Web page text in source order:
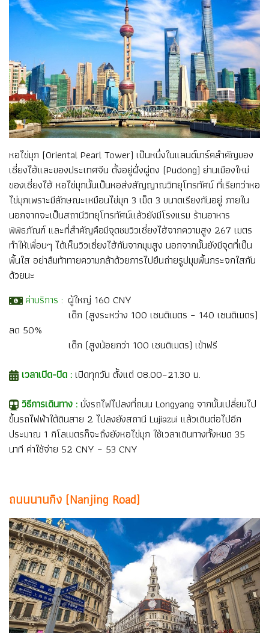
หอไข่มุก (Oriental Pearl Tower) เป็นหนึ่งในแลนด์มาร์คสำคัญของ
เซี่ยงไฮ้และของประเทศจีน ตั้งอยู่ฝั่งผู่ตง (Pudong) ย่านเมืองใหม่
ของเซี่ยงไฮ้ หอไข่มุกนั้นเป็นหอส่งสัญญาณวิทยุโทรทัศน์ ที่เรียกว่าหอ
ไข่มุกเพราะมีลักษณะเหมือนไข่มุก 3 เม็ด 3 ขนาดเรียงกันอยู่ ภายใน
นอกจากจะเป็นสถานีวิทยุโทรทัศน์แล้วยังมีโรงแรม ร้านอาหาร
พิพิธภัณฑ์ และที่สำคัญคือมีจุดชมวิวเซี่ยงไฮ้จากความสูง 267 เมตร
ทำให้เพื่อนๆ ได้เห็นวิวเซี่ยงไฮ้กันจากมุมสูง นอกจากนั้นยังมีจุดที่เป็น
พื้นใส อย่าลืมท้าทายความกล้าด้วยการไปยืนถ่ายรูปมุมพื้นกระจกใสกัน
ด้วยนะ
ค่าบริการ : ผู้ใหญ่ 160 CNY
เด็ก (สูงระหว่าง 100 เซนติเมตร – 140 เซนติเมตร)
ลด 50%
เด็ก (สูงน้อยกว่า 100 เซนติเมตร) เข้าฟรี
เวลาเปิด-ปิด :เปิดทุกวัน ตั้งแต่ 08.00–21.30 น.
วิธีการเดินทาง :นั่งรถไฟไปลงที่ถนน Longyang จากนั้นเปลี่ยนไป
ขึ้นรถไฟฟ้าใต้ดินสาย 2 ไปลงยังสถานี Lujiazui แล้วเดินต่อไปอีก
ประมาณ 1 กิโลเมตรก็จะถึงยังหอไข่มุก ใช้เวลาเดินทางทั้งหมด 35
นาที ค่าใช้จ่าย 52 CNY – 53 CNY
ถนนนานกิง (Nanjing Road)